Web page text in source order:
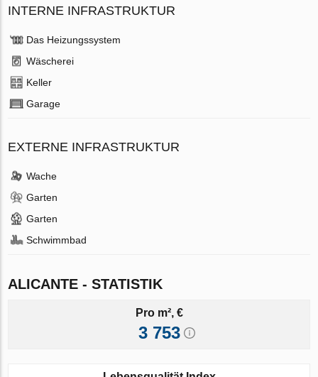
INTERNE INFRASTRUKTUR
Das Heizungssystem
Wäscherei
Keller
Garage
EXTERNE INFRASTRUKTUR
Wache
Garten
Garten
Schwimmbad
ALICANTE - STATISTIK
Pro m², €
3 753